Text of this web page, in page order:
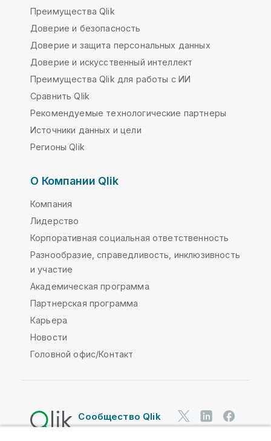
Преимущества Qlik
Доверие и безопасность
Доверие и защита персональных данных
Доверие и искусственный интеллект
Преимущества Qlik для работы с ИИ
Сравнить Qlik
Рекомендуемые технологические партнеры
Источники данных и цели
Регионы Qlik
О Компании Qlik
Компания
Лидерство
Корпоративная социальная ответственность
Разнообразие, справедливость, инклюзивность
и участие
Академическая программа
Партнерская программа
Карьера
Новости
Головной офис/Контакт
Сообщество Qlik